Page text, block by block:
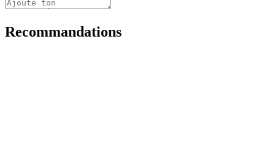
Recommandations